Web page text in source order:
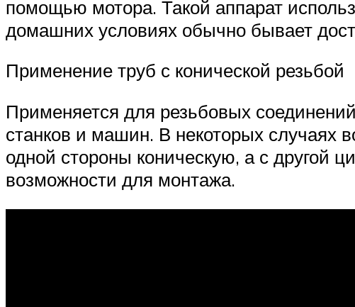
помощью мотора. Такой аппарат
домашних условиях обычно бывает
Применение труб с конической резьбой
Применяется для резьбовых
станков и машин. В некоторых случаях
одной стороны коническую, а с другой
возможности для монтажа.